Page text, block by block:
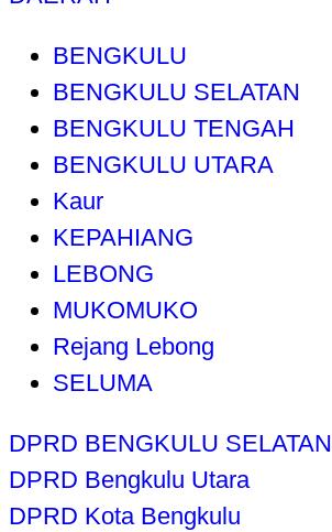
BENGKULU
BENGKULU SELATAN
BENGKULU TENGAH
BENGKULU UTARA
Kaur
KEPAHIANG
LEBONG
MUKOMUKO
Rejang Lebong
SELUMA
DPRD BENGKULU SELATAN
DPRD Bengkulu Utara
DPRD Kota Bengkulu